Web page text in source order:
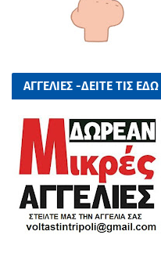
ΑΓΓΕΛΙΕΣ -ΔΕΙΤΕ ΤΙΣ ΕΔΩ